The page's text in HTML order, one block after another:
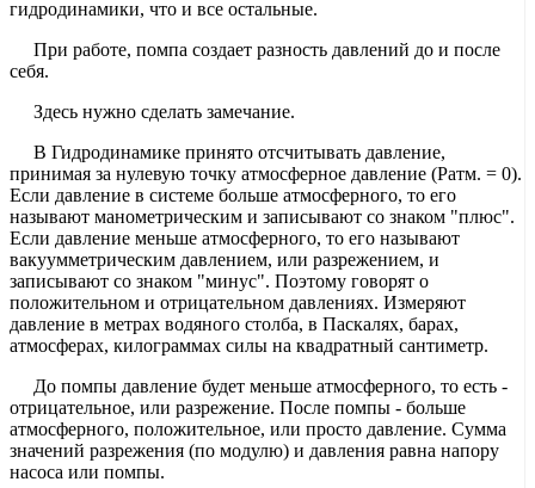
гидродинамики, что и все остальные.
При работе, помпа создает разность давлений до и после
себя.
Здесь нужно сделать замечание.
В Гидродинамике принято отсчитывать давление,
принимая за нулевую точку атмосферное давление (Ратм. = 0).
Если давление в системе больше атмосферного, то его
называют манометрическим и записывают со знаком "плюс".
Если давление меньше атмосферного, то его называют
вакуумметрическим давлением, или разрежением, и
записывают со знаком "минус". Поэтому говорят о
положительном и отрицательном давлениях. Измеряют
давление в метрах водяного столба, в Паскалях, барах,
атмосферах, килограммах силы на квадратный сантиметр.
До помпы давление будет меньше атмосферного, то есть -
отрицательное, или разрежение. После помпы - больше
атмосферного, положительное, или просто давление. Сумма
значений разрежения (по модулю) и давления равна напору
насоса или помпы.